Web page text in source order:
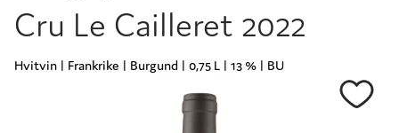
Cru Le Cailleret 2022
Hvitvin | Frankrike | Burgund | 0,75 L | 13 % | BU